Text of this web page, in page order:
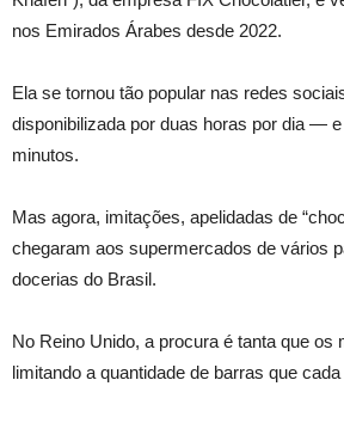
nos Emirados Árabes desde 2022.
Ela se tornou tão popular nas redes
disponibilizada por duas horas por dia —
minutos.
Mas agora, imitações, apelidadas de
chegaram aos supermercados de vários
docerias do Brasil.
No Reino Unido, a procura é tanta que os
limitando a quantidade de barras que